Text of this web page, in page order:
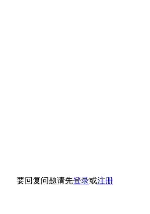
要回复问题请先登录或注册